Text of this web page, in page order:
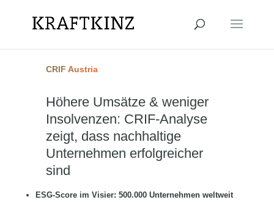
CRIF Austria
Höhere Umsätze & weniger
Insolvenzen: CRIF-Analyse
zeigt, dass nachhaltige
Unternehmen erfolgreicher
sind
ESG-Score im Visier: 500.000 Unternehmen weltweit